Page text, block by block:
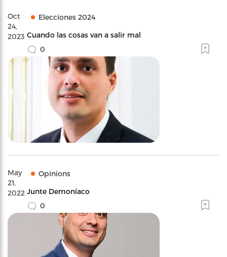
Oct
24,
2023
Elecciones 2024
Cuando las cosas van a salir mal
0
May
21,
2022
Opinions
Junte Demoníaco
0